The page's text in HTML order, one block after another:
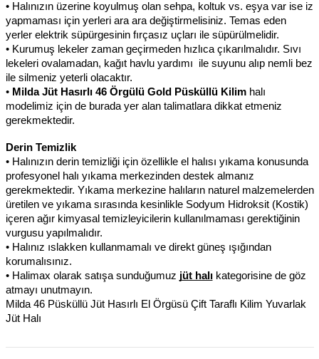
• Halınızın üzerine koyulmuş olan sehpa, koltuk vs. eşya var ise iz
yapmaması için yerleri ara ara değiştirmelisiniz. Temas eden
yerler elektrik süpürgesinin fırçasız uçları ile süpürülmelidir.
• Kurumuş lekeler zaman geçirmeden hızlıca çıkarılmalıdır. Sıvı
lekeleri ovalamadan, kağıt havlu yardımı  ile suyunu alıp nemli bez
ile silmeniz yeterli olacaktır.
• Milda Jüt Hasırlı 46 Örgülü Gold Püsküllü Kilim halı
modelimiz için de burada yer alan talimatlara dikkat etmeniz
gerekmektedir.
Derin Temizlik
• Halınızın derin temizliği için özellikle el halısı yıkama konusunda
profesyonel halı yıkama merkezinden destek almanız
gerekmektedir. Yıkama merkezine halıların naturel malzemelerden
üretilen ve yıkama sırasında kesinlikle Sodyum Hidroksit (Kostik)
içeren ağır kimyasal temizleyicilerin kullanılmaması gerektiğinin
vurgusu yapılmalıdır.
• Halınız ıslakken kullanmamalı ve direkt güneş ışığından
korumalısınız.
• Halimax olarak satışa sunduğumuz jüt halı kategorisine de göz
atmayı unutmayın.
Milda 46 Püsküllü Jüt Hasırlı El Örgüsü Çift Taraflı Kilim Yuvarlak
Jüt Halı